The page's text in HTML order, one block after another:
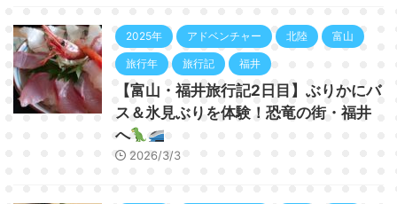
2025年 アドベンチャー 北陸 富山
旅行年 旅行記 福井
【富山・福井旅行記2日目】ぶりかにバ
ス＆氷見ぶりを体験！恐竜の街・福井
へ
2026/3/3